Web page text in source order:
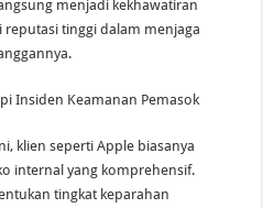
menjadi kekhawatiran
tinggi dalam menjaga
Insiden Keamanan Pemasok
klien seperti Apple biasanya
internal yang komprehensif.
tingkat keparahan